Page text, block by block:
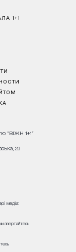
1+1
"ВІЖН 1+1"
23
медіа:
звертайтесь